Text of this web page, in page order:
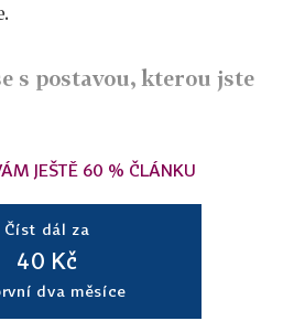
s postavou, kterou jste
JEŠTĚ 60 % ČLÁNKU
Číst dál za
40 Kč
dva měsíce